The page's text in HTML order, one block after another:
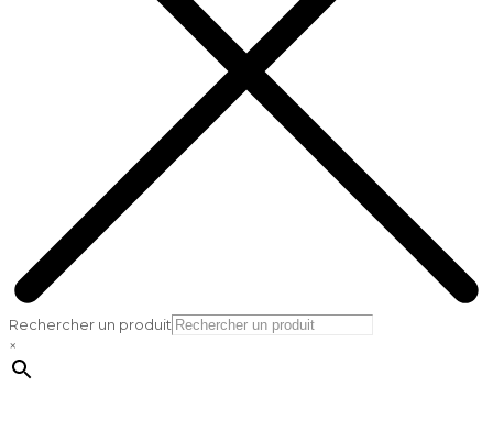
Rechercher un produit
×